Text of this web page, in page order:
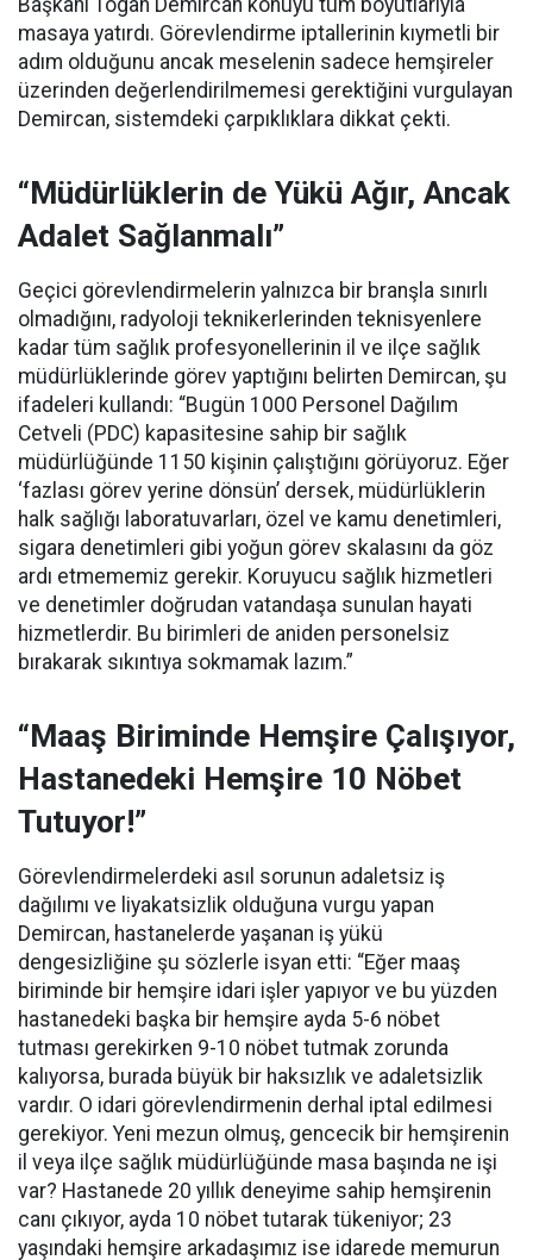
Başkanı Togan Demircan konuyu tüm boyutlarıyla
masaya yatırdı. Görevlendirme iptallerinin kıymetli bir
adım olduğunu ancak meselenin sadece hemşireler
üzerinden değerlendirilmemesi gerektiğini vurgulayan
Demircan, sistemdeki çarpıklıklara dikkat çekti.
“Müdürlüklerin de Yükü Ağır, Ancak
Adalet Sağlanmalı”
Geçici görevlendirmelerin yalnızca bir branşla sınırlı
olmadığını, radyoloji teknikerlerinden teknisyenlere
kadar tüm sağlık profesyonellerinin il ve ilçe sağlık
müdürlüklerinde görev yaptığını belirten Demircan, şu
ifadeleri kullandı: “Bugün 1000 Personel Dağılım
Cetveli (PDC) kapasitesine sahip bir sağlık
müdürlüğünde 1150 kişinin çalıştığını görüyoruz. Eğer
‘fazlası görev yerine dönsün’ dersek, müdürlüklerin
halk sağlığı laboratuvarları, özel ve kamu denetimleri,
sigara denetimleri gibi yoğun görev skalasını da göz
ardı etmememiz gerekir. Koruyucu sağlık hizmetleri
ve denetimler doğrudan vatandaşa sunulan hayati
hizmetlerdir. Bu birimleri de aniden personelsiz
bırakarak sıkıntıya sokmamak lazım.”
“Maaş Biriminde Hemşire Çalışıyor,
Hastanedeki Hemşire 10 Nöbet
Tutuyor!”
Görevlendirmelerdeki asıl sorunun adaletsiz iş
dağılımı ve liyakatsizlik olduğuna vurgu yapan
Demircan, hastanelerde yaşanan iş yükü
dengesizliğine şu sözlerle isyan etti: “Eğer maaş
biriminde bir hemşire idari işler yapıyor ve bu yüzden
hastanedeki başka bir hemşire ayda 5-6 nöbet
tutması gerekirken 9-10 nöbet tutmak zorunda
kalıyorsa, burada büyük bir haksızlık ve adaletsizlik
vardır. O idari görevlendirmenin derhal iptal edilmesi
gerekiyor. Yeni mezun olmuş, gencecik bir hemşirenin
il veya ilçe sağlık müdürlüğünde masa başında ne işi
var? Hastanede 20 yıllık deneyime sahip hemşirenin
canı çıkıyor, ayda 10 nöbet tutarak tükeniyor; 23
yaşındaki hemşire arkadaşımız ise idarede memurun